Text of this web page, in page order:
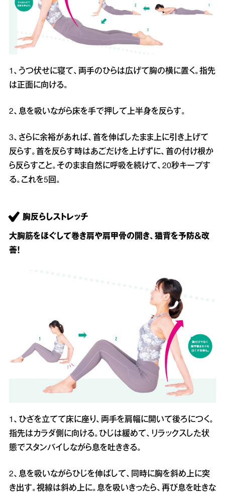
1、うつ伏せに寝て、両手のひらは広げて胸の横に置く。指先
は正面に向ける。
2、息を吸いながら床を手で押して上半身を反らす。
3、さらに余裕があれば、首を伸ばしたまま上に引き上げて
反らす。首を反らす時はあごだけを上げずに、首の付け根か
ら反らすこと。そのまま自然に呼吸を続けて、20秒キープす
る。これを5回。
胸反らしストレッチ
大胸筋をほぐして巻き肩や肩甲骨の開き、猫背を予防＆改
善！
1、ひざを立てて床に座り、両手を肩幅に開いて後ろにつく。
指先はカラダ側に向ける。ひじは緩めて、リラックスした状
態でスタンバイしながら息を吐ききる。
2、息を吸いながらひじを伸ばして、同時に胸を斜め上に突
き出す。視線は斜め上に。息を吸いきったら、再び息を吐きな